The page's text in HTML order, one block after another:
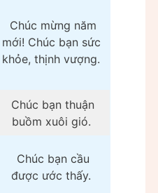
Chúc mừng năm
mới! Chúc bạn sức
khỏe, thịnh vượng.
Chúc bạn thuận
buồm xuôi gió.
Chúc bạn cầu
được ước thấy.